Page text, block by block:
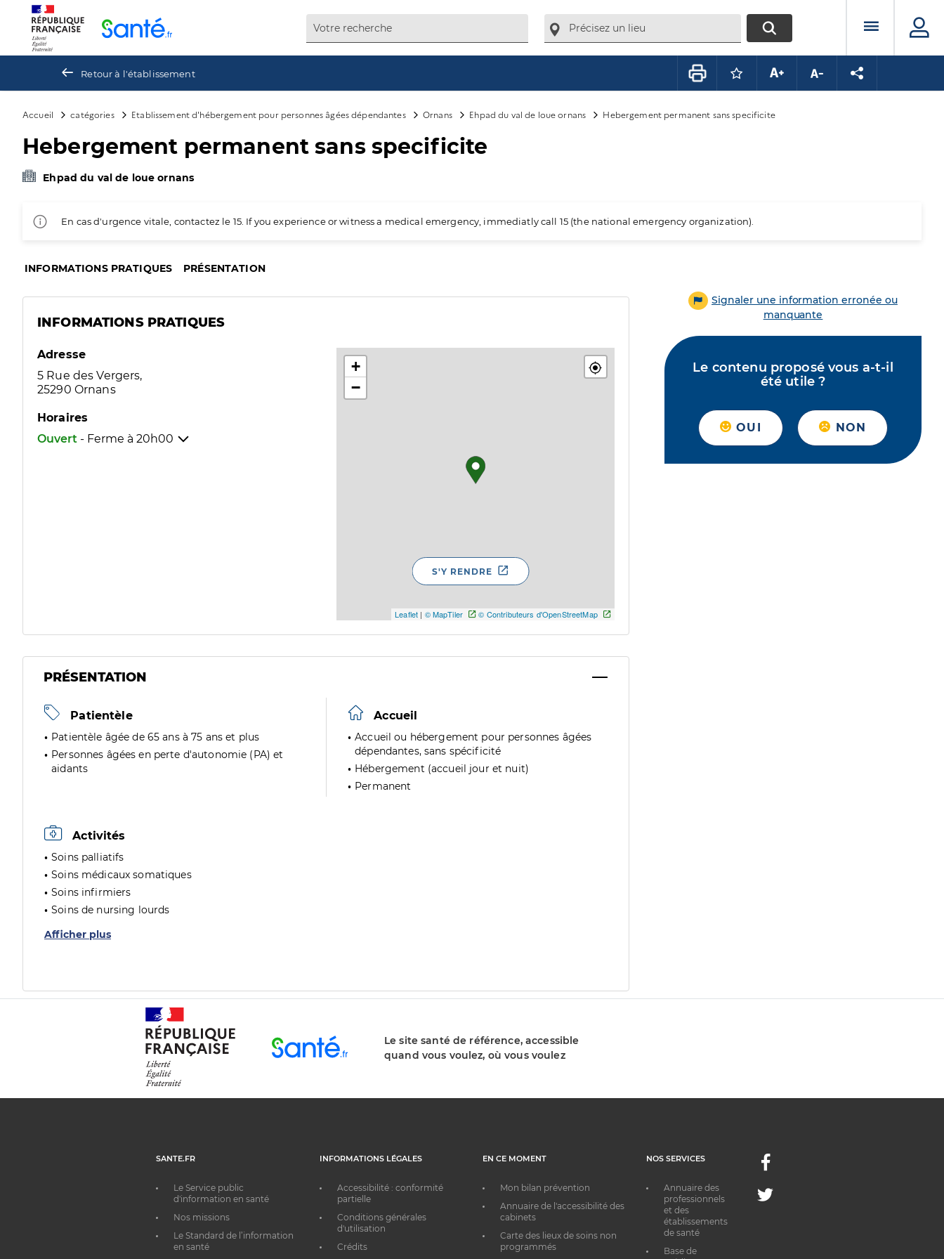
RECHERCHERMenu
Retour à l'établissement Connectez-vous pour mettre ce
Augmenter la taille du texte
Diminuer la taille du
Partager la
Accueil catégories Etablissement d'hébergement pour personnes âgées dépendantes Ornans Ehpad du val de loue ornans Hebergement permanent sans specificite
Hebergement permanent sans specificite
Ehpad du val de loue ornans
En cas d'urgence vitale, contactez le 15. If you experience or witness a medical emergency, immediatly call 15 (the national emergency organization).
INFORMATIONS PRATIQUES PRÉSENTATION
INFORMATIONS PRATIQUES
Adresse
5 Rue des Vergers,
25290 Ornans
Horaires
Ouvert - Ferme à 20h00
+
−
Leaflet | © MapTiler © Contributeurs d'OpenStreetMap
S'Y RENDRE
PRÉSENTATION
Patientèle
Patientèle âgée de 65 ans à 75 ans et plus
Personnes âgées en perte d'autonomie (PA) et
aidants
Accueil
Accueil ou hébergement pour personnes âgées
dépendantes, sans spécificité
Hébergement (accueil jour et nuit)
Permanent
Activités
Soins palliatifs
Soins médicaux somatiques
Soins infirmiers
Soins de nursing lourds
Afficher plus
Signaler une information erronée ou
manquante
Le contenu proposé vous a-t-il
été utile ?
OUI NON
Le site santé de référence, accessible
quand vous voulez, où vous voulez
SANTE.FR
Le Service public
d'information en santé
Nos missions
Le Standard de l’information
en santé
INFORMATIONS LÉGALES
Accessibilité : conformité
partielle
Conditions générales
d'utilisation
Crédits
EN CE MOMENT
Mon bilan prévention
Annuaire de l'accessibilité des
cabinets
Carte des lieux de soins non
programmés
NOS SERVICES
Annuaire des
professionnels
et des
établissements
de santé
Base de
Facebook
Twitter
Panneau de gestion des cookies